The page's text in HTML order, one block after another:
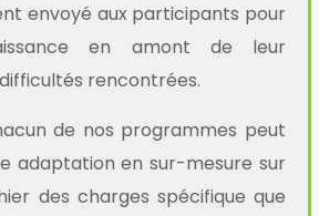
envoyé aux participants pour
en amont de leur
rencontrées.
de nos programmes peut
adaptation en sur-mesure sur
des charges spécifique que